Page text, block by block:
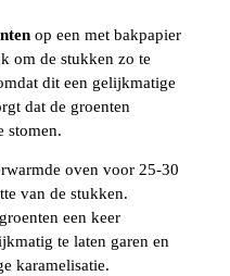
op een met bakpapier
om de stukken zo te
dit een gelijkmatige
dat de groenten
stomen.
oven voor 25-30
van de stukken.
een keer
te laten garen en
karamelisatie.